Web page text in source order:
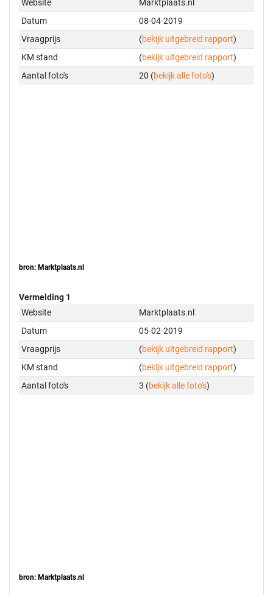
Website
Marktplaats.nl
Datum
08-04-2019
Vraagprijs
(bekijk uitgebreid rapport)
KM stand
(bekijk uitgebreid rapport)
Aantal foto's
20 (bekijk alle foto's)
bron: Marktplaats.nl
Vermelding 1
Website
Marktplaats.nl
Datum
05-02-2019
Vraagprijs
(bekijk uitgebreid rapport)
KM stand
(bekijk uitgebreid rapport)
Aantal foto's
3 (bekijk alle foto's)
bron: Marktplaats.nl